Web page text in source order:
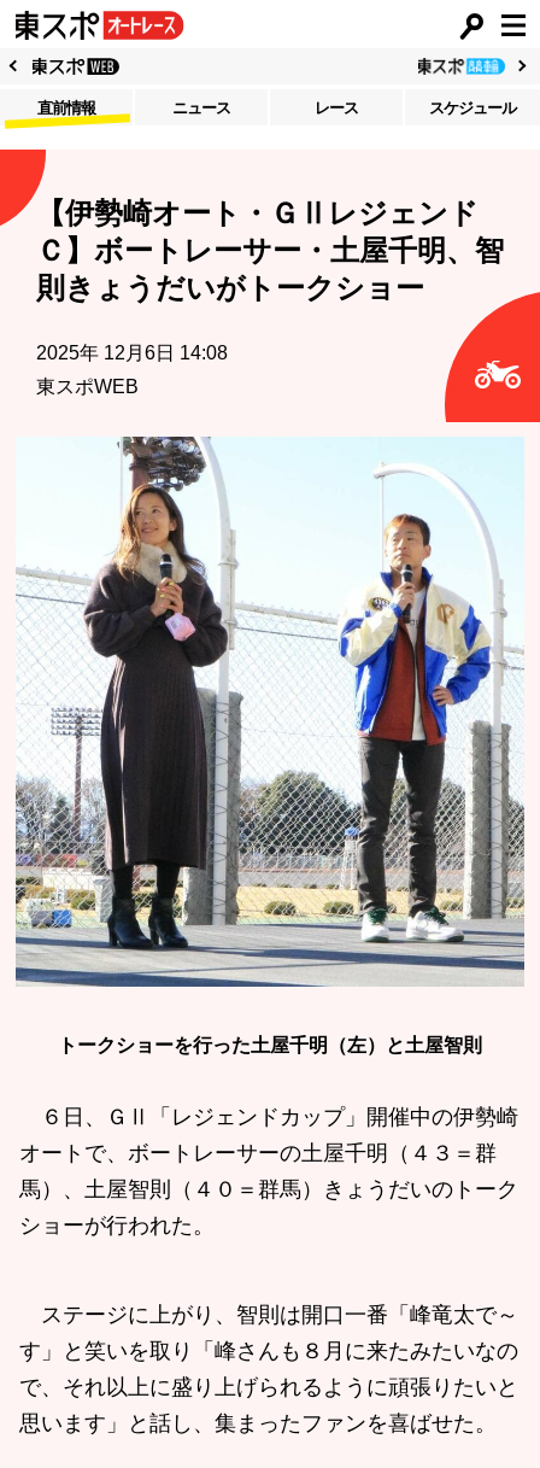
直前情報 ニュース レース スケジュール
【伊勢崎オート・ＧⅡレジェンド
Ｃ】ボートレーサー・土屋千明、智
則きょうだいがトークショー
2025年 12月6日 14:08
東スポWEB
トークショーを行った土屋千明（左）と土屋智則
６日、ＧⅡ「レジェンドカップ」開催中の伊勢崎
オートで、ボートレーサーの土屋千明（４３＝群
馬）、土屋智則（４０＝群馬）きょうだいのトーク
ショーが行われた。
ステージに上がり、智則は開口一番「峰竜太で～
す」と笑いを取り「峰さんも８月に来たみたいなの
で、それ以上に盛り上げられるように頑張りたいと
思います」と話し、集まったファンを喜ばせた。